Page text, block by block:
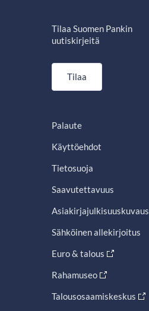
Tilaa Suomen Pankin
uutiskirjeitä
Tilaa
Palaute
Käyttöehdot
Tietosuoja
Saavutettavuus
Asiakirjajulkisuuskuvaus
Sähköinen allekirjoitus
Euro & talous
Rahamuseo
Talousosaamiskeskus